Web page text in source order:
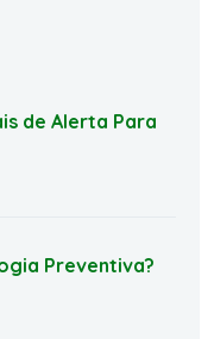
de Alerta Para
Preventiva?